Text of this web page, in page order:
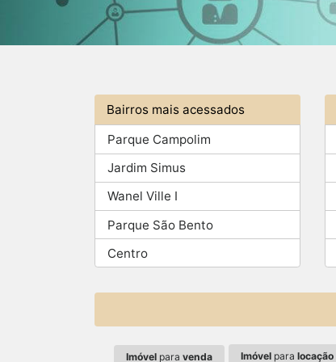
Bairros mais acessados
Parque Campolim
Jardim Simus
Wanel Ville I
Parque São Bento
Centro
Imóvel paravenda Imóvel paralocação